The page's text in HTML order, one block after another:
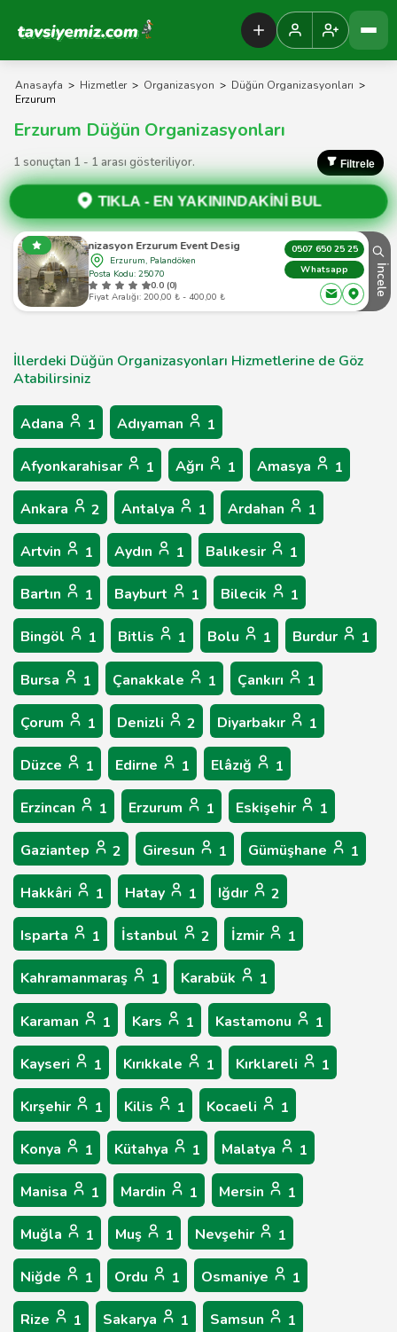
Tavsiyemiz Anasayfa
Anasayfa > Hizmetler > Organizasyon > Düğün Organizasyonları >
Erzurum
Erzurum Düğün Organizasyonları
1 sonuçtan 1 - 1 arası gösteriliyor. Filtrele
TIKLA - EN YAKININDAKİNİ BUL
Organizasyon Erzurum Event Designer & Wedding Planner
Erzurum, Palandöken
Posta Kodu: 25070
0.0 (0)
Fiyat Aralığı: 200,00 ₺ - 400,00 ₺
0507 650 25 25
Whatsapp
İncele
İllerdeki Düğün Organizasyonları Hizmetlerine de Göz
Atabilirsiniz
Adana 1 Adıyaman 1
Afyonkarahisar 1 Ağrı 1 Amasya 1
Ankara 2 Antalya 1 Ardahan 1
Artvin 1 Aydın 1 Balıkesir 1
Bartın 1 Bayburt 1 Bilecik 1
Bingöl 1 Bitlis 1 Bolu 1 Burdur 1
Bursa 1 Çanakkale 1 Çankırı 1
Çorum 1 Denizli 2 Diyarbakır 1
Düzce 1 Edirne 1 Elâzığ 1
Erzincan 1 Erzurum 1 Eskişehir 1
Gaziantep 2 Giresun 1 Gümüşhane 1
Hakkâri 1 Hatay 1 Iğdır 2
Isparta 1 İstanbul 2 İzmir 1
Kahramanmaraş 1 Karabük 1
Karaman 1 Kars 1 Kastamonu 1
Kayseri 1 Kırıkkale 1 Kırklareli 1
Kırşehir 1 Kilis 1 Kocaeli 1
Konya 1 Kütahya 1 Malatya 1
Manisa 1 Mardin 1 Mersin 1
Muğla 1 Muş 1 Nevşehir 1
Niğde 1 Ordu 1 Osmaniye 1
Rize 1 Sakarya 1 Samsun 1